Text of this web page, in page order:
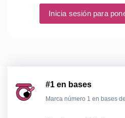
Inicia sesión para
#1 en bases
Marca número 1 en bases